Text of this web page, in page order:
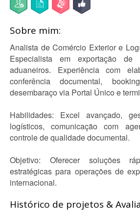
Sobre mim:
Analista de Comércio Exterior e
Especialista em exportação
aduaneiros. Experiência com
conferência documental,
desembaraço via Portal Único e
Habilidades: Excel avançado,
logísticos, comunicação com
controle de qualidade documental.
Objetivo: Oferecer soluções
estratégicas para operações de
internacional.
Histórico de projetos &